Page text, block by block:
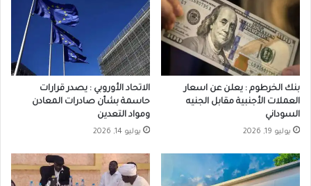
بنك الخرطوم : يعلن عن اسعار
العملات الأجنبية مقابل الجنيه
السوداني
يوليو 19, 2026
الاتحاد الأوروبي : يصدر قرارات
حاسمة بشأن صادرات المعادن
ومواد التعدين
يوليو 14, 2026